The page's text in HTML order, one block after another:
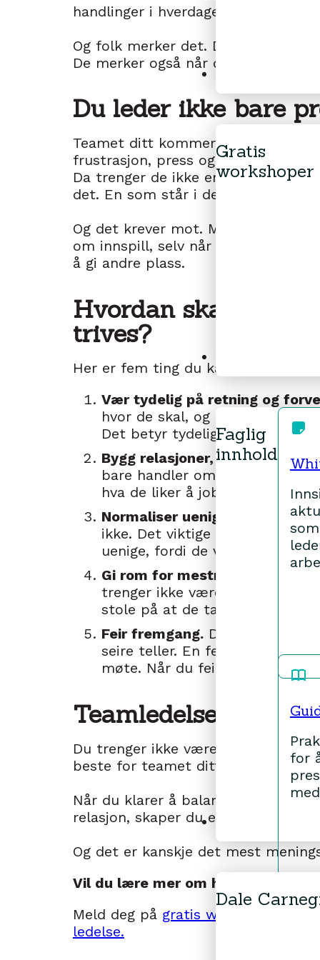
Gratis
workshoper
Faglig
innhold
for
Dale
handlinger i hverdagen.
Og folk merker det. De merker om
De merker også når du virkelig
Du leder ikke bare
Teamet ditt kommer til å møte
frustrasjon, press og kanskje tvil.
Da trenger de ikke en leder som
det. En som står i det sammen med
Og det krever mot. Mot til å være i
om innspill, selv når du ikke har
å gi andre plass.
Hvordan skaper du
trives?
Her er fem ting du kan gjøre for å
Vær tydelig på retning og
hvor de skal, og hva som skal
Det betyr tydelige rammer.
Bygg relasjoner, ikke bare
bare handler om oppgaver.
hva de liker å jobbe med og
Normaliser uenighet og
ikke. Det viktige er hvordan
uenige, fordi de vet at
Gi rom for mestring.
Gode
trenger ikke være ekspert på
stole på at de tar ansvar.
Feir fremgang.Du trenger ikke
seire teller. En ferdigstilt
møte. Når du feirer det som
Teamledelse krever
Du trenger ikke være perfekt, men
beste for teamet ditt, og være
Når du klarer å balansere krav og
relasjon, skaper du et team som
Og det er kanskje det mest
Vil du lære mer om hvordan du
Meld deg på gratis workshop om
ledelse.